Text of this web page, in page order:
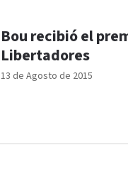
13 de Agosto de 2015
Bou recibió el
Libertadores